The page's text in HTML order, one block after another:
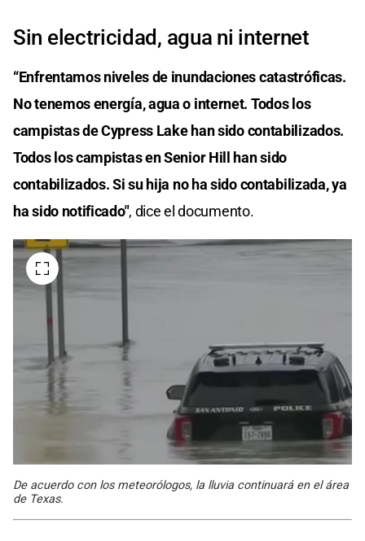
Sin electricidad, agua ni internet
“Enfrentamos niveles de inundaciones catastróficas.
No tenemos energía, agua o internet. Todos los
campistas de Cypress Lake han sido contabilizados.
Todos los campistas en Senior Hill han sido
contabilizados. Si su hija no ha sido contabilizada, ya
ha sido notificado", dice el documento.
De acuerdo con los meteorólogos, la lluvia continuará en el área
de Texas.